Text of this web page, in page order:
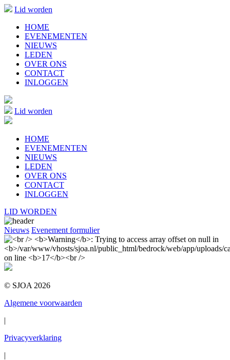
Lid worden
HOME
EVENEMENTEN
NIEUWS
LEDEN
OVER ONS
CONTACT
INLOGGEN
Lid worden
HOME
EVENEMENTEN
NIEUWS
LEDEN
OVER ONS
CONTACT
INLOGGEN
LID WORDEN
Nieuws Evenement formulier
© SJOA 2026
Algemene voorwaarden
|
Privacyverklaring
|